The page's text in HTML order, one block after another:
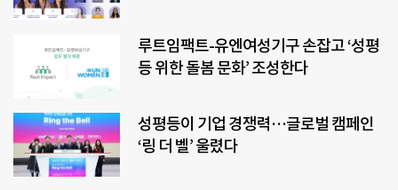
루트임팩트-유엔여성기구 손잡고 ‘성평
등 위한 돌봄 문화’ 조성한다
성평등이 기업 경쟁력…글로벌 캠페인
‘링 더 벨’ 울렸다